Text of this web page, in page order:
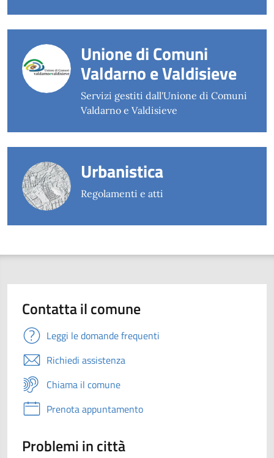
Unione di Comuni
Valdarno e Valdisieve
Servizi gestiti dall'Unione di Comuni
Valdarno e Valdisieve
Urbanistica
Regolamenti e atti
Contatta il comune
Leggi le domande frequenti
Richiedi assistenza
Chiama il comune
Prenota appuntamento
Problemi in città